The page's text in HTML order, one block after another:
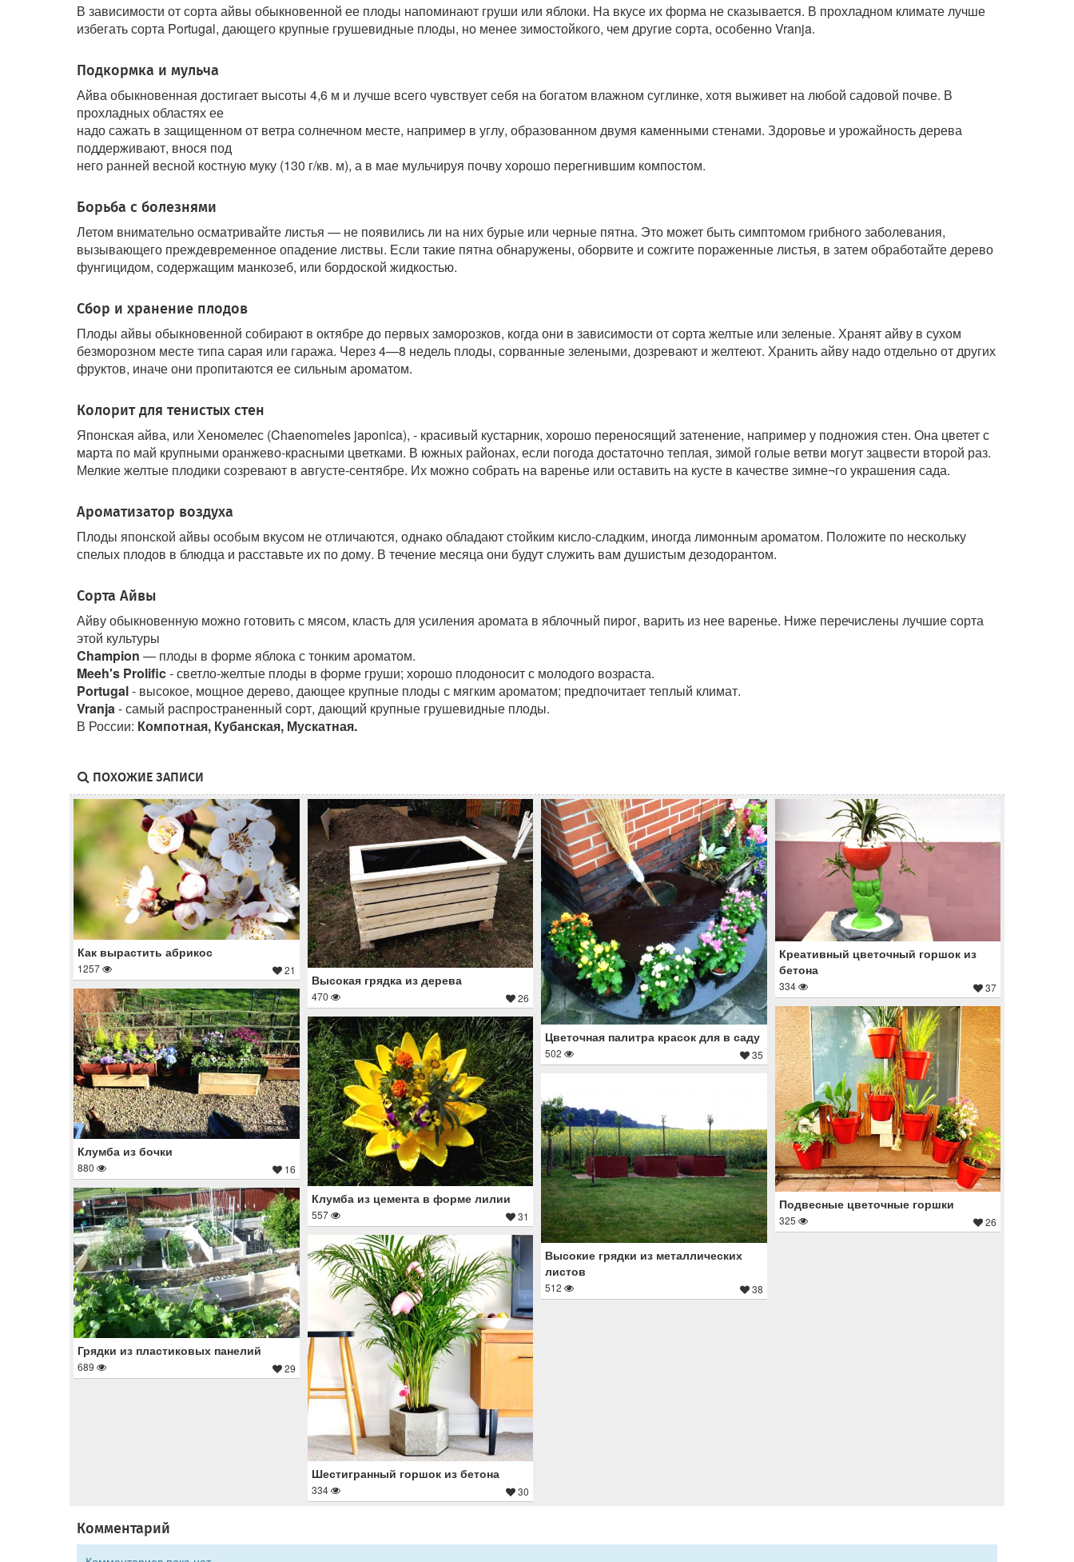
В зависимости от сорта айвы обыкновенной ее плоды напоминают груши или яблоки. На вкусе их форма не сказывается. В прохладном климате лучше
избегать сорта Portugal, дающего крупные грушевидные плоды, но менее зимостойкого, чем другие сорта, особенно Vranja.
Подкормка и мульча
Айва обыкновенная достигает высоты 4,6 м и лучше всего чувствует себя на богатом влажном суглинке, хотя выживет на любой садовой почве. В
прохладных областях ее
надо сажать в защищенном от ветра солнечном месте, например в углу, образованном двумя каменными стенами. Здоровье и урожайность дерева
поддерживают, внося под
него ранней весной костную муку (130 г/кв. м), а в мае мульчируя почву хорошо перегнившим компостом.
Борьба с болезнями
Летом внимательно осматривайте листья — не появились ли на них бурые или черные пятна. Это может быть симптомом грибного заболевания,
вызывающего преждевременное опадение листвы. Если такие пятна обнаружены, оборвите и сожгите пораженные листья, в затем обработайте дерево
фунгицидом, содержащим манкозеб, или бордоской жидкостью.
Сбор и хранение плодов
Плоды айвы обыкновенной собирают в октябре до первых заморозков, когда они в зависимости от сорта желтые или зеленые. Хранят айву в сухом
безморозном месте типа сарая или гаража. Через 4—8 недель плоды, сорванные зелеными, дозревают и желтеют. Хранить айву надо отдельно от других
фруктов, иначе они пропитаются ее сильным ароматом.
Колорит для тенистых стен
Японская айва, или Хеномелес (Chaenomeles japonica), - красивый кустарник, хорошо переносящий затенение, например у подножия стен. Она цветет с
марта по май крупными оранжево-красными цветками. В южных районах, если погода достаточно теплая, зимой голые ветви могут зацвести второй раз.
Мелкие желтые плодики созревают в августе-сентябре. Их можно собрать на варенье или оставить на кусте в качестве зимне¬го украшения сада.
Ароматизатор воздуха
Плоды японской айвы особым вкусом не отличаются, однако обладают стойким кисло-сладким, иногда лимонным ароматом. Положите по нескольку
спелых плодов в блюдца и расставьте их по дому. В течение месяца они будут служить вам душистым дезодорантом.
Сорта Айвы
Айву обыкновенную можно готовить с мясом, класть для усиления аромата в яблочный пирог, варить из нее варенье. Ниже перечислены лучшие сорта
этой культуры
Champion — плоды в форме яблока с тонким ароматом.
Meeh's Prolific- светло-желтые плоды в форме груши; хорошо плодоносит с молодого возраста.
Portugal- высокое, мощное дерево, дающее крупные плоды с мягким ароматом; предпочитает теплый климат.
Vranja - самый распространенный сорт, дающий крупные грушевидные плоды.
В России: Компотная, Кубанская, Мускатная.
ПОХОЖИЕ ЗАПИСИ
Как вырастить абрикос
1257 21
Высокая грядка из дерева
470 26
Цветочная палитра красок для в саду
502 35
Креативный цветочный горшок из
бетона
334 37
Клумба из бочки
880 16
Подвесные цветочные горшки
325 26
Клумба из цемента в форме лилии
557 31
Высокие грядки из металлических
листов
512 38
Грядки из пластиковых панелий
689 29
Шестигранный горшок из бетона
334 30
Комментарий